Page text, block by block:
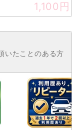
1,100 円
いたことのある方